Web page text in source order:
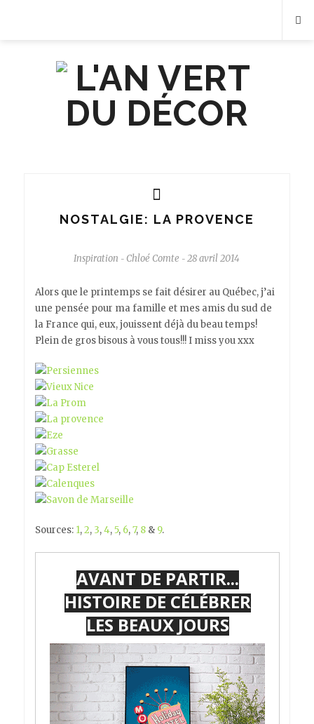
NOSTALGIE: LA PROVENCE
Inspiration - Chloé Comte - 28 avril 2014
Alors que le printemps se fait désirer au Québec, j’ai
une pensée pour ma famille et mes amis du sud de
la France qui, eux, jouissent déjà du beau temps!
Plein de gros bisous à vous tous!!! I miss you xxx
Sources: 1,2, 3,4,5, 6,7, 8& 9.